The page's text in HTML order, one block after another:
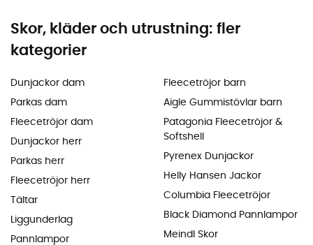
Skor, kläder och utrustning: fler
kategorier
Dunjackor dam
Parkas dam
Fleecetröjor dam
Dunjackor herr
Parkas herr
Fleecetröjor herr
Tältar
Liggunderlag
Pannlampor
Fleecetröjor barn
Aigle Gummistövlar barn
Patagonia Fleecetröjor &
Softshell
Pyrenex Dunjackor
Helly Hansen Jackor
Columbia Fleecetröjor
Black Diamond Pannlampor
Meindl Skor